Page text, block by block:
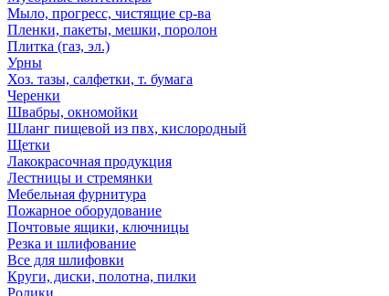
Мыло, прогресс, чистящие ср-ва
Пленки, пакеты, мешки, поролон
Плитка (газ, эл.)
Урны
Хоз. тазы, салфетки, т. бумага
Черенки
Швабры, окномойки
Шланг пищевой из пвх, кислородный
Щетки
Лакокрасочная продукция
Лестницы и стремянки
Мебельная фурнитура
Пожарное оборудование
Почтовые ящики, ключницы
Резка и шлифование
Все для шлифовки
Круги, диски, полотна, пилки
Ролики